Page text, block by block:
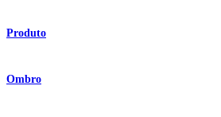
Produto
Ombro